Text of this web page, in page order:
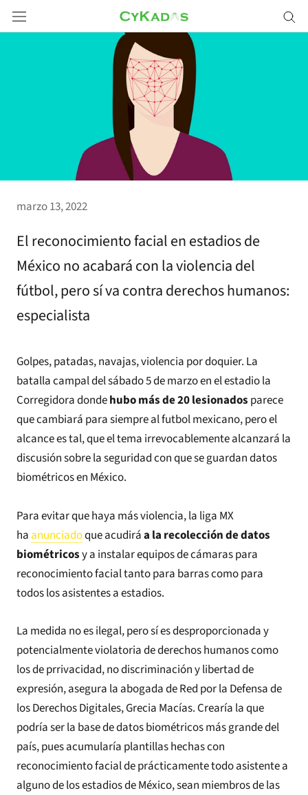
Saltar
a
marzo 13, 2022
El reconocimiento facial en estadios de
México no acabará con la violencia del
fútbol, pero sí va contra derechos humanos:
especialista
Golpes, patadas, navajas, violencia por doquier. La
batalla campal del sábado 5 de marzo en el estadio la
Corregidora dondehubo más de 20 lesionados parece
que cambiará para siempre al futbol mexicano, pero el
alcance es tal, que el tema irrevocablemente alcanzará la
discusión sobre la seguridad con que se guardan datos
biométricos en México.
Para evitar que haya más violencia, la liga MX
ha anunciadoque acudiráa la recolección de datos
biométricosy a instalar equipos de cámaras para
reconocimiento facial tanto para barras como para
todos los asistentes a estadios.
La medida no es ilegal, pero sí es desproporcionada y
potencialmente violatoria de derechos humanos como
los de prrivacidad, no discriminación y libertad de
expresión, asegura la abogada de Red por la Defensa de
los Derechos Digitales, Grecia Macías. Crearía la que
podría ser la base de datos biométricos más grande del
país, pues acumularía plantillas hechas con
reconocimiento facial de prácticamente todo asistente a
alguno de los estadios de México, sean miembros de las